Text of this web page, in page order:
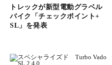
トレックが新型電動グラベル
バイク「チェックポイント+
SL」を発表